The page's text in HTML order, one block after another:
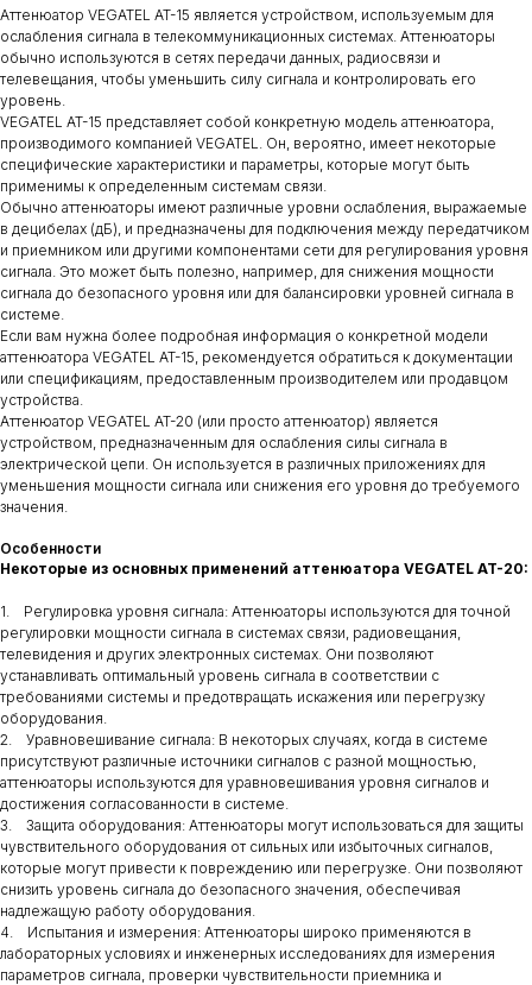
Аттенюатор VEGATEL AT-15 является устройством, используемым для
ослабления сигнала в телекоммуникационных системах. Аттенюаторы
обычно используются в сетях передачи данных, радиосвязи и
телевещания, чтобы уменьшить силу сигнала и контролировать его
уровень.
VEGATEL AT-15 представляет собой конкретную модель аттенюатора,
производимого компанией VEGATEL. Он, вероятно, имеет некоторые
специфические характеристики и параметры, которые могут быть
применимы к определенным системам связи.
Обычно аттенюаторы имеют различные уровни ослабления, выражаемые
в децибелах (дБ), и предназначены для подключения между передатчиком
и приемником или другими компонентами сети для регулирования уровня
сигнала. Это может быть полезно, например, для снижения мощности
сигнала до безопасного уровня или для балансировки уровней сигнала в
системе.
Если вам нужна более подробная информация о конкретной модели
аттенюатора VEGATEL AT-15, рекомендуется обратиться к документации
или спецификациям, предоставленным производителем или продавцом
устройства.
Аттенюатор VEGATEL AT-20 (или просто аттенюатор) является
устройством, предназначенным для ослабления силы сигнала в
электрической цепи. Он используется в различных приложениях для
уменьшения мощности сигнала или снижения его уровня до требуемого
значения.
Особенности
Некоторые из основных применений аттенюатора VEGATEL AT-20:
1. Регулировка уровня сигнала: Аттенюаторы используются для точной
регулировки мощности сигнала в системах связи, радиовещания,
телевидения и других электронных системах. Они позволяют
устанавливать оптимальный уровень сигнала в соответствии с
требованиями системы и предотвращать искажения или перегрузку
оборудования.
2. Уравновешивание сигнала: В некоторых случаях, когда в системе
присутствуют различные источники сигналов с разной мощностью,
аттенюаторы используются для уравновешивания уровня сигналов и
достижения согласованности в системе.
3. Защита оборудования: Аттенюаторы могут использоваться для защиты
чувствительного оборудования от сильных или избыточных сигналов,
которые могут привести к повреждению или перегрузке. Они позволяют
снизить уровень сигнала до безопасного значения, обеспечивая
надлежащую работу оборудования.
4. Испытания и измерения: Аттенюаторы широко применяются в
лабораторных условиях и инженерных исследованиях для измерения
параметров сигнала, проверки чувствительности приемника и